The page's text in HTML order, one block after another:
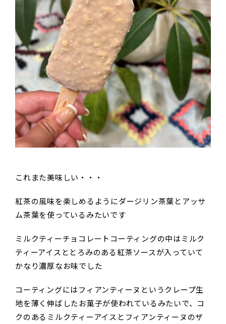
これまた美味しい・・・
紅茶の風味を楽しめるようにダージリン茶葉とアッサ
ム茶葉を使っているみたいです
ミルクティーチョコレートコーティングの中はミルク
ティーアイスととろみのある紅茶ソースが入っていて
かなり濃厚なお味でした
コーティングにはフィアンティーヌというクレープ生
地を薄く伸ばしたお菓子が使われているみたいで、コ
クのあるミルクティーアイスとフィアンティーヌのザ